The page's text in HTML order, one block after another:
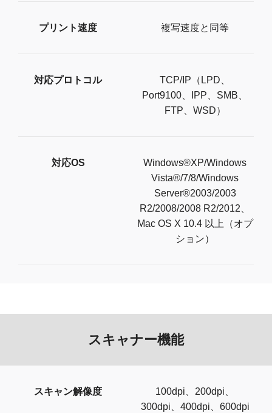
プリント速度 複写速度と同等
対応プロトコル
TCP/IP（LPD、
Port9100、IPP、SMB、
FTP、WSD）
対応OS
Windows®XP/Windows
Vista®/7/8/Windows
Server®2003/2003
R2/2008/2008 R2/2012、
Mac OS X 10.4 以上（オプ
ション）
スキャナー機能
スキャン解像度
100dpi、200dpi、
300dpi、400dpi、600dpi